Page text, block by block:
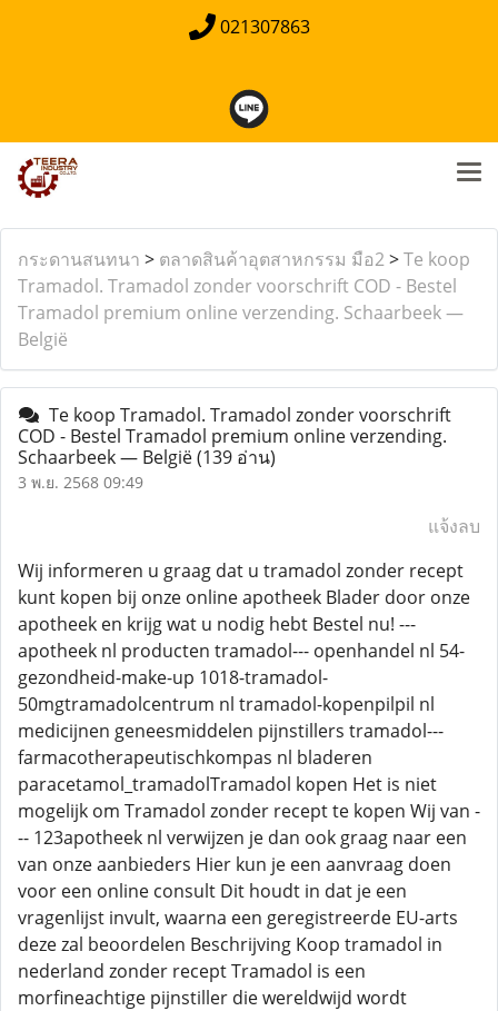
021307863
กระดานสนทนา > ตลาดสินค้าอุตสาหกรรม มือ2>Te koop
Tramadol. Tramadol zonder voorschrift COD - Bestel
Tramadol premium online verzending. Schaarbeek —
België
Te koop Tramadol. Tramadol zonder voorschrift
COD - Bestel Tramadol premium online verzending.
Schaarbeek — België(139 อ่าน)
3 พ.ย. 2568 09:49
แจ้งลบ
Wij informeren u graag dat u tramadol zonder recept
kunt kopen bij onze online apotheek Blader door onze
apotheek en krijg wat u nodig hebt Bestel nu! ---
apotheek nl producten tramadol--- openhandel nl 54-
gezondheid-make-up 1018-tramadol-
50mgtramadolcentrum nl tramadol-kopenpilpil nl
medicijnen geneesmiddelen pijnstillers tramadol---
farmacotherapeutischkompas nl bladeren
paracetamol_tramadolTramadol kopen Het is niet
mogelijk om Tramadol zonder recept te kopen Wij van -
-- 123apotheek nl verwijzen je dan ook graag naar een
van onze aanbieders Hier kun je een aanvraag doen
voor een online consult Dit houdt in dat je een
vragenlijst invult, waarna een geregistreerde EU-arts
deze zal beoordelen Beschrijving Koop tramadol in
nederland zonder recept Tramadol is een
morfineachtige pijnstiller die wereldwijd wordt